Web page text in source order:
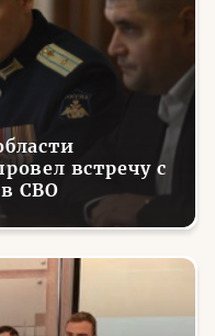
встречу с
СВО